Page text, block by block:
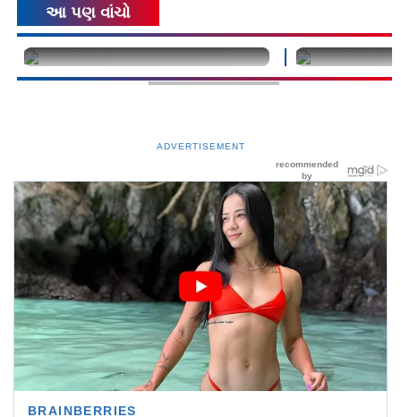
આ પણ વાંચો
undefined undefined
ADVERTISEMENT